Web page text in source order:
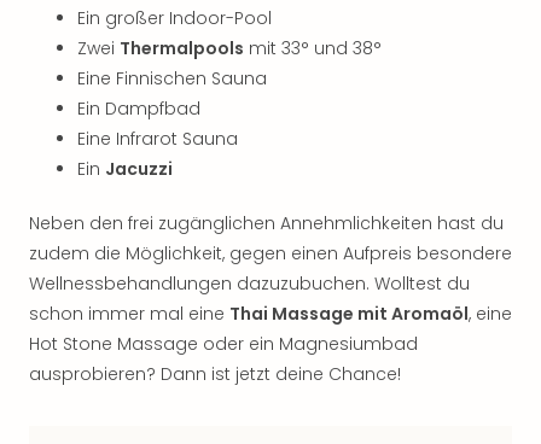
Ein großer Indoor-Pool
Zwei Thermalpools mit 33° und 38°
Eine Finnischen Sauna
Ein Dampfbad
Eine Infrarot Sauna
Ein Jacuzzi
Neben den frei zugänglichen Annehmlichkeiten hast du
zudem die Möglichkeit, gegen einen Aufpreis besondere
Wellnessbehandlungen dazuzubuchen. Wolltest du
schon immer mal eine Thai Massage mit Aromaöl, eine
Hot Stone Massage oder ein Magnesiumbad
ausprobieren? Dann ist jetzt deine Chance!